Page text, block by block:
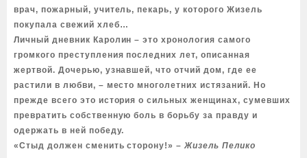
врач, пожарный, учитель, пекарь, у которого Жизель
покупала свежий хлеб…
Личный дневник Каролин – это хронология самого
громкого преступления последних лет, описанная
жертвой. Дочерью, узнавшей, что отчий дом, где ее
растили в любви, – место многолетних истязаний. Но
прежде всего это история о сильных женщинах, сумевших
превратить собственную боль в борьбу за правду и
одержать в ней победу.
«Стыд должен сменить сторону!» –Жизель Пелико